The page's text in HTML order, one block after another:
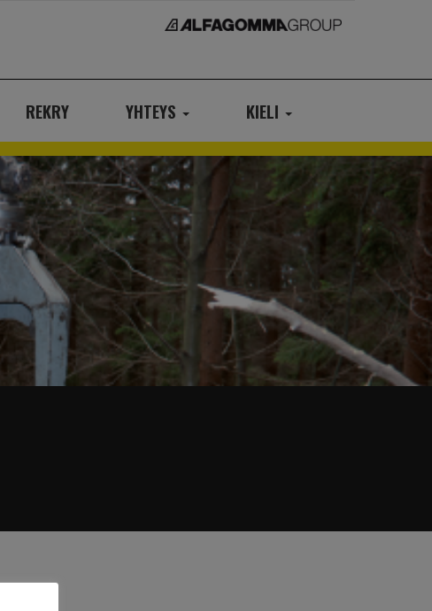
REKRY YHTEYS KIELI